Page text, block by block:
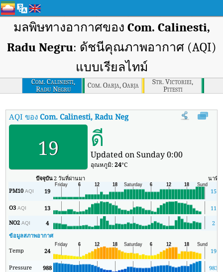
มลพิษทางอากาศของ Com. Calinesti,
Radu Negru: ดัชนีคุณภาพอากาศ (AQI)
แบบเรียลไทม์
Com. Calinesti,
Radu Negru
Com. Oarja, Oarja
Str. Victoriei,
Pitesti
AQI ของCom. Calinesti, Radu Negru ดัชนีคุณภาพอากาศ (AQI) แบบ
19 ดี
Updated on Sunday 0:00
อุณหภูมิ:24°C
ปัจจุบัน2 วันที่ผ่านมา นาที
PM10AQI 19 15
O3AQI 13
11
NO2AQI 4
2
ข้อมูลสภาพอากาศ
Temp
24 19
Pressure 988 983